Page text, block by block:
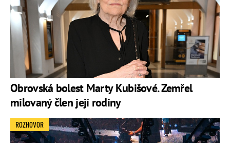
Obrovská bolest Marty Kubišové. Zemřel
milovaný člen její rodiny
ROZHOVOR